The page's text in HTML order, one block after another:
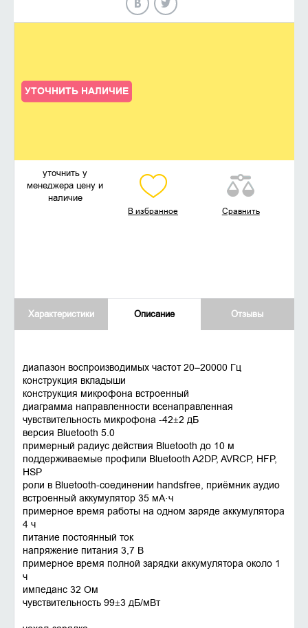
УТОЧНИТЬ НАЛИЧИЕ
уточнить у
менеджера цену и
наличие
В избранное Сравнить
Характеристики Описание Отзывы
диапазон воспроизводимых частот 20–20000 Гц
конструкция вкладыши
конструкция микрофона встроенный
диаграмма направленности всенаправленная
чувствительность микрофона -42±2 дБ
версия Bluetooth 5.0
примерный радиус действия Bluetooth до 10 м
поддерживаемые профили Bluetooth A2DP, AVRCP, HFP,
HSP
роли в Bluetooth-соединении handsfree, приёмник аудио
встроенный аккумулятор 35 мА·ч
примерное время работы на одном заряде аккумулятора
4 ч
питание постоянный ток
напряжение питания 3,7 В
примерное время полной зарядки аккумулятора около 1
ч
импеданс 32 Ом
чувствительность 99±3 дБ/мВт